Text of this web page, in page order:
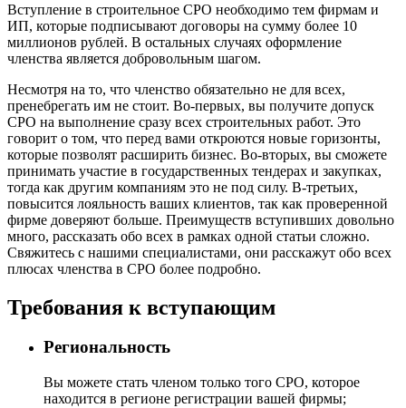
Вступление в строительное СРО необходимо тем фирмам и
ИП, которые подписывают договоры на сумму более 10
миллионов рублей. В остальных случаях оформление
членства является добровольным шагом.
Несмотря на то, что членство обязательно не для всех,
пренебрегать им не стоит. Во-первых, вы получите допуск
СРО на выполнение сразу всех строительных работ. Это
говорит о том, что перед вами откроются новые горизонты,
которые позволят расширить бизнес. Во-вторых, вы сможете
принимать участие в государственных тендерах и закупках,
тогда как другим компаниям это не под силу. В-третьих,
повысится лояльность ваших клиентов, так как проверенной
фирме доверяют больше. Преимуществ вступивших довольно
много, рассказать обо всех в рамках одной статьи сложно.
Свяжитесь с нашими специалистами, они расскажут обо всех
плюсах членства в СРО более подробно.
Требования к вступающим
Региональность
Вы можете стать членом только того СРО, которое
находится в регионе регистрации вашей фирмы;